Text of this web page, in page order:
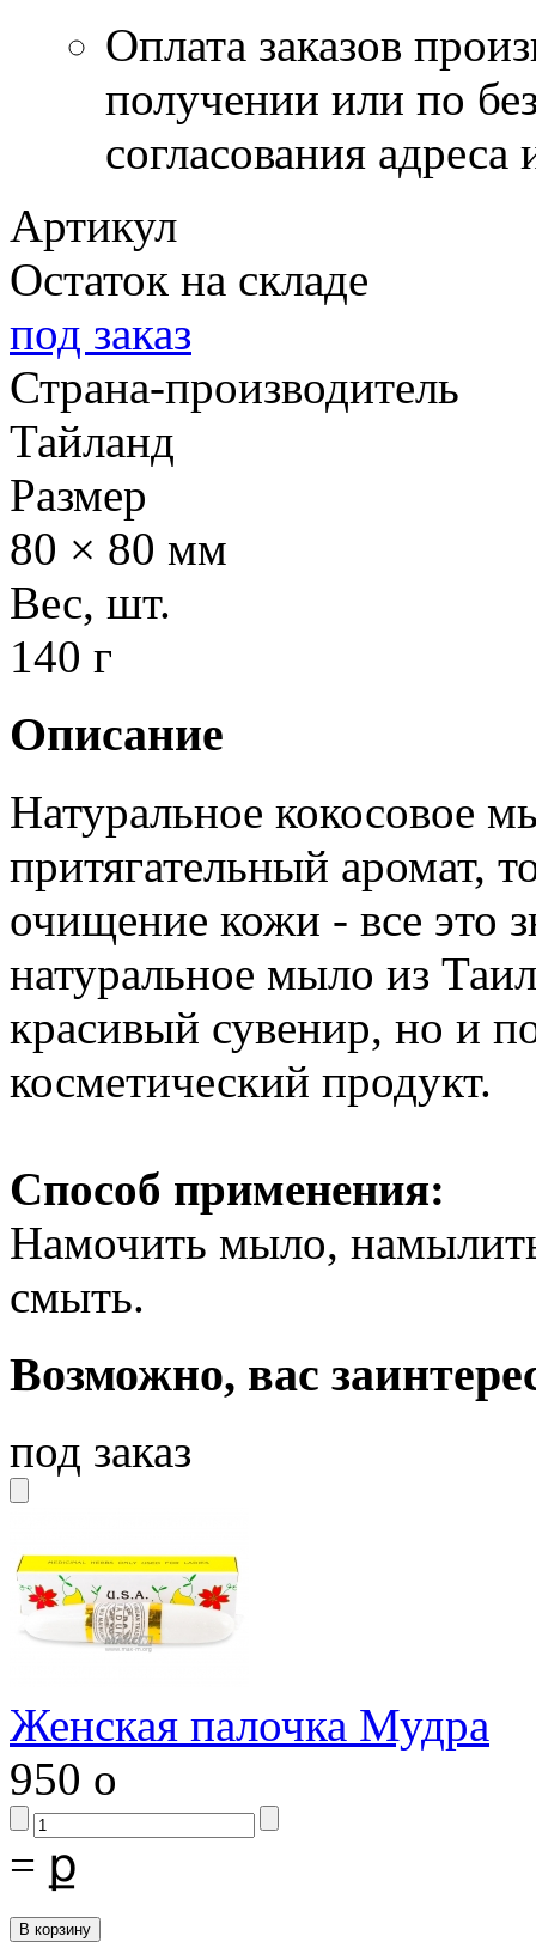
Оплата заказов
получении или по
согласования
Артикул
Остаток на складе
под заказ
Страна-производитель
Тайланд
Размер
80 × 80 мм
Вес, шт.
140 г
Описание
Натуральное кокосовое
притягательный аромат,
очищение кожи - все это
натуральное мыло из
красивый сувенир, но и
косметический продукт.
Способ применения:
Намочить мыло,
смыть.
Возможно, вас
под заказ
Женская палочка Мудра
950 o
= ք